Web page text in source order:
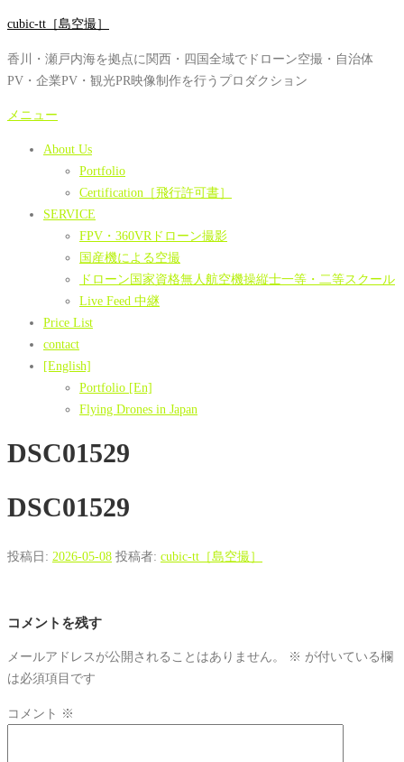
コ
テ
ン
ツ
cubic-tt［島空撮］
香川・瀬戸内海を拠点に関西・四国全域でドローン空撮・自治体
PV・企業PV・観光PR映像制作を行うプロダクション
メニュー
About Us
Portfolio
Certification［飛行許可書］
SERVICE
FPV・360VRドローン撮影
国産機による空撮
ドローン国家資格無人航空機操縦士一等・二等スクール
Live Feed 中継
Price List
contact
[English]
Portfolio [En]
Flying Drones in Japan
DSC01529
DSC01529
投稿日: 2026-05-08 投稿者: cubic-tt［島空撮］
コメントを残す
メールアドレスが公開されることはありません。 ※ が付いている欄
は必須項目です
コメント ※